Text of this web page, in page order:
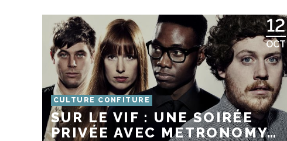
12
OCT
CULTURE CONFITURE
SUR LE VIF : UNE SOIRÉE
PRIVÉE AVEC METRONOMY…